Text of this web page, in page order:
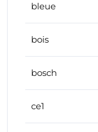
bleue
bois
bosch
ce1